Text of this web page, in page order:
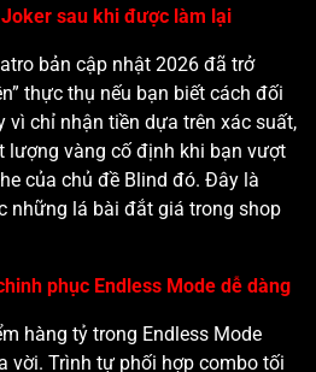
sau khi được làm lại
bản cập nhật 2026 đã trở
thực thụ nếu bạn biết cách đối
vì chỉ nhận tiền dựa trên xác suất,
lượng vàng cố định khi bạn vượt
của chủ đề Blind đó. Đây là
những lá bài đắt giá trong shop
phục Endless Mode dễ dàng
hàng tỷ trong Endless Mode
vời. Trình tự phối hợp combo tối